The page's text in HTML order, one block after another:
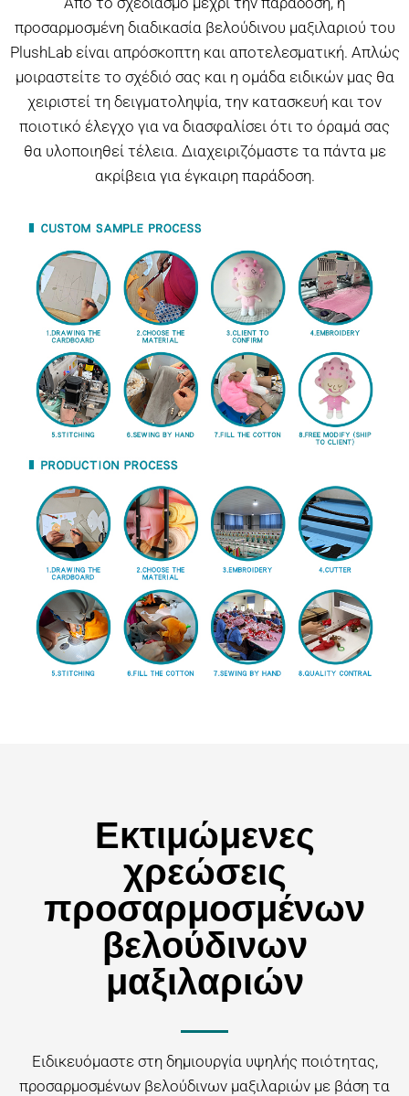
προσαρμοσμένη διαδικασία βελούδινου μαξιλαριού του
PlushLab είναι απρόσκοπτη και αποτελεσματική. Απλώς
μοιραστείτε το σχέδιό σας και η ομάδα ειδικών μας θα
χειριστεί τη δειγματοληψία, την κατασκευή και τον
ποιοτικό έλεγχο για να διασφαλίσει ότι το όραμά σας
θα υλοποιηθεί τέλεια. Διαχειριζόμαστε τα πάντα με
ακρίβεια για έγκαιρη παράδοση.
Εκτιμώμενες
χρεώσεις
προσαρμοσμένων
βελούδινων
μαξιλαριών
Ειδικευόμαστε στη δημιουργία υψηλής ποιότητας,
προσαρμοσμένων βελούδινων μαξιλαριών με βάση τα